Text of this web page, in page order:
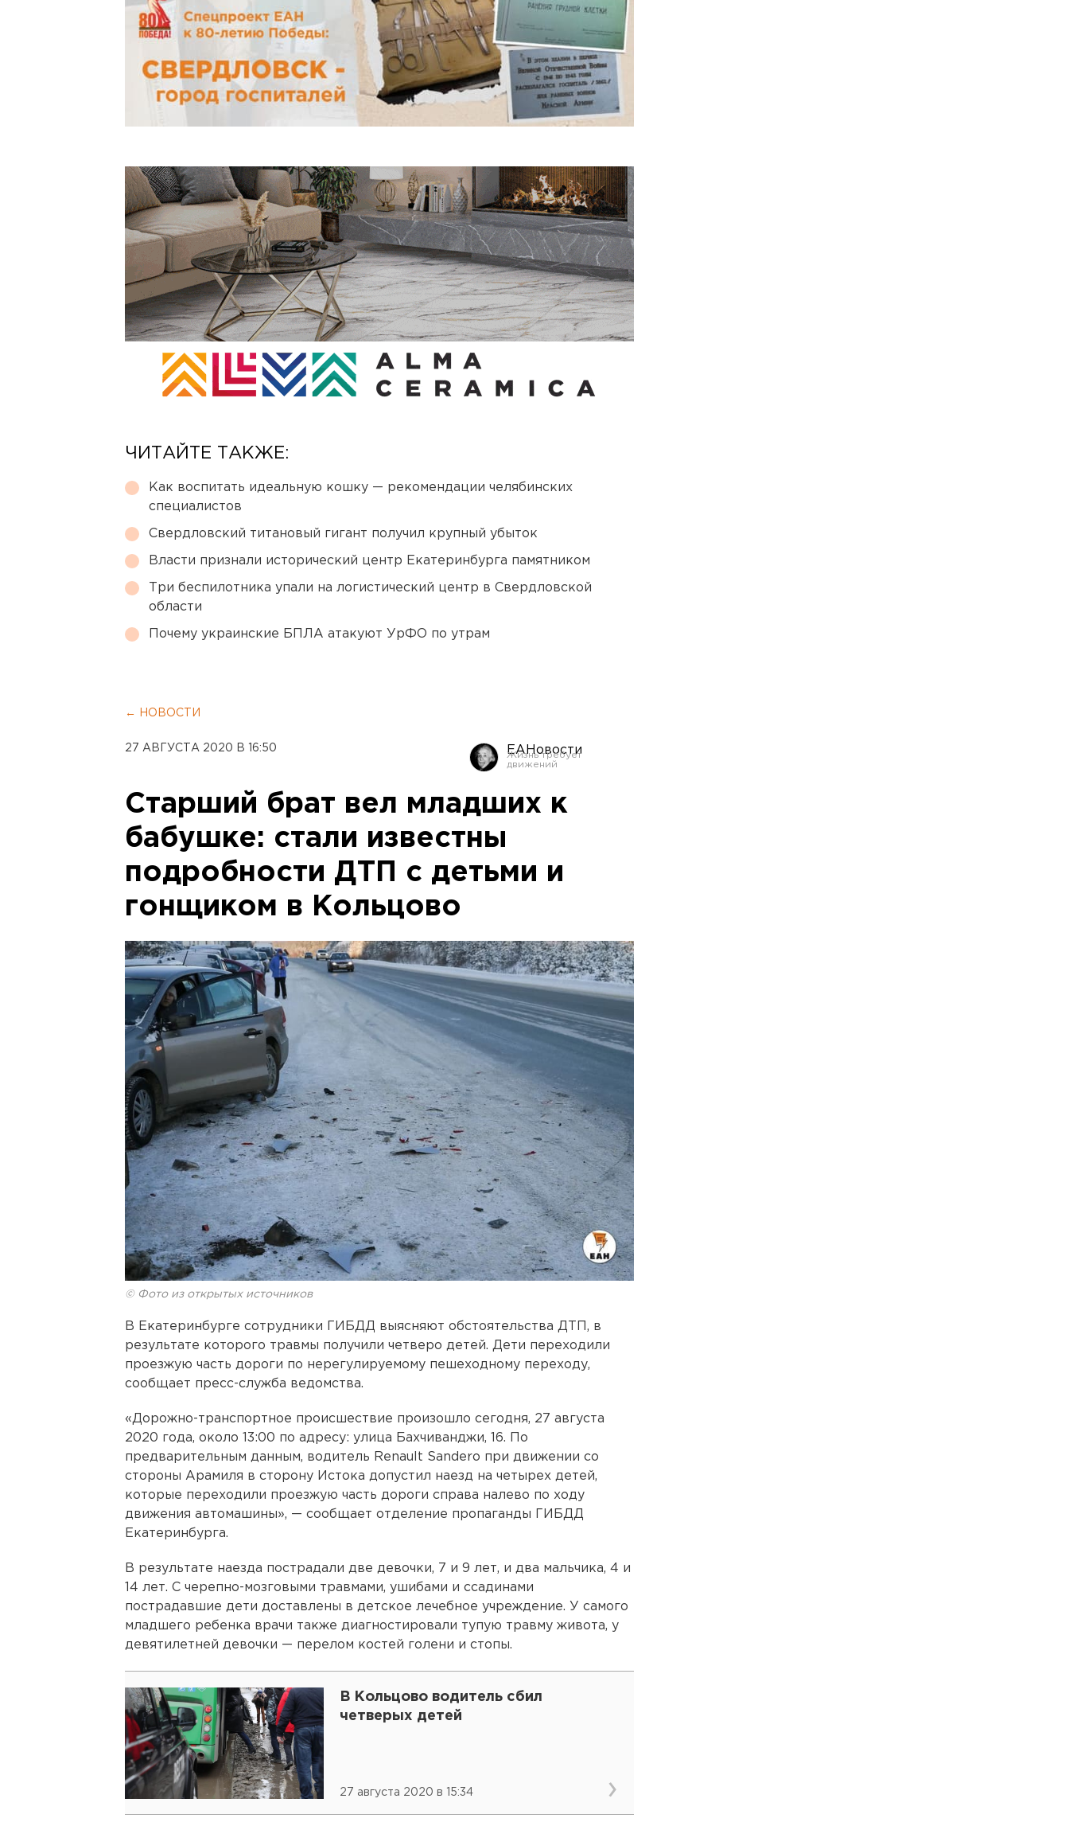
ЧИТАЙТЕ ТАКЖЕ:
Как воспитать идеальную кошку — рекомендации челябинских
специалистов
Свердловский титановый гигант получил крупный убыток
Власти признали исторический центр Екатеринбурга памятником
Три беспилотника упали на логистический центр в Свердловской
области
Почему украинские БПЛА атакуют УрФО по утрам
← НОВОСТИ
27 АВГУСТА 2020 В 16:50 ЕАНовости
Старший брат вел младших к
бабушке: стали известны
подробности ДТП с детьми и
гонщиком в Кольцово
© Фото из открытых источников
В Екатеринбурге сотрудники ГИБДД выясняют обстоятельства ДТП, в
результате которого травмы получили четверо детей. Дети переходили
проезжую часть дороги по нерегулируемому пешеходному переходу,
сообщает пресс-служба ведомства.
«Дорожно-транспортное происшествие произошло сегодня, 27 августа
2020 года, около 13:00 по адресу: улица Бахчиванджи, 16. По
предварительным данным, водитель Renault Sandero при движении со
стороны Арамиля в сторону Истока допустил наезд на четырех детей,
которые переходили проезжую часть дороги справа налево по ходу
движения автомашины», — сообщает отделение пропаганды ГИБДД
Екатеринбурга.
В результате наезда пострадали две девочки, 7 и 9 лет, и два мальчика, 4 и
14 лет. С черепно-мозговыми травмами, ушибами и ссадинами
пострадавшие дети доставлены в детское лечебное учреждение. У самого
младшего ребенка врачи также диагностировали тупую травму живота, у
девятилетней девочки — перелом костей голени и стопы.
В Кольцово водитель сбил
четверых детей
27 августа 2020 в 15:34